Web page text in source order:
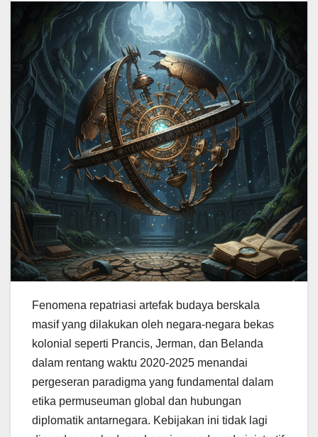
Fenomena repatriasi artefak budaya berskala
masif yang dilakukan oleh negara-negara bekas
kolonial seperti Prancis, Jerman, dan Belanda
dalam rentang waktu 2020-2025 menandai
pergeseran paradigma yang fundamental dalam
etika permuseuman global dan hubungan
diplomatik antarnegara. Kebijakan ini tidak lagi